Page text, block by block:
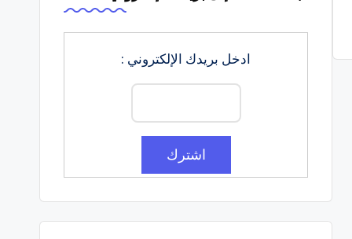
ادخل بريدك الإلكتروني :